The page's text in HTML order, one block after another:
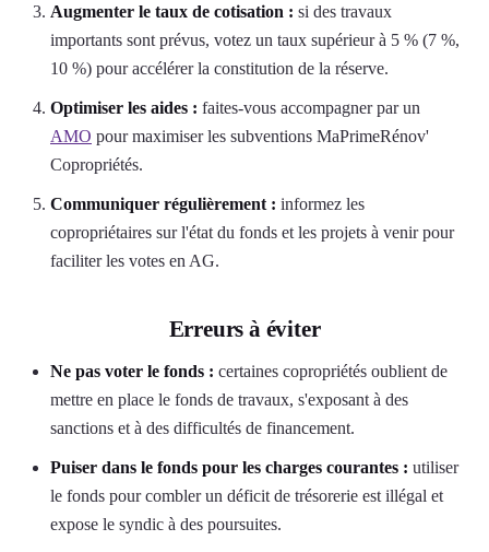
Augmenter le taux de cotisation : si des travaux
importants sont prévus, votez un taux supérieur à 5 % (7 %,
10 %) pour accélérer la constitution de la réserve.
Optimiser les aides : faites-vous accompagner par un
AMO pour maximiser les subventions MaPrimeRénov'
Copropriétés.
Communiquer régulièrement : informez les
copropriétaires sur l'état du fonds et les projets à venir pour
faciliter les votes en AG.
Erreurs à éviter
Ne pas voter le fonds : certaines copropriétés oublient de
mettre en place le fonds de travaux, s'exposant à des
sanctions et à des difficultés de financement.
Puiser dans le fonds pour les charges courantes : utiliser
le fonds pour combler un déficit de trésorerie est illégal et
expose le syndic à des poursuites.